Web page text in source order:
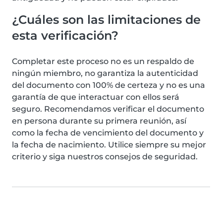
¿Cuáles son las limitaciones de
esta verificación?
Completar este proceso no es un respaldo de
ningún miembro, no garantiza la autenticidad
del documento con 100% de certeza y no es una
garantía de que interactuar con ellos será
seguro. Recomendamos verificar el documento
en persona durante su primera reunión, así
como la fecha de vencimiento del documento y
la fecha de nacimiento. Utilice siempre su mejor
criterio y siga nuestros consejos de seguridad.